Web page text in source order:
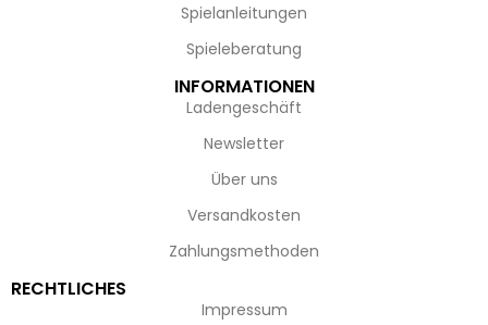
Spielanleitungen
Spieleberatung
INFORMATIONEN
Ladengeschäft
Newsletter
Über uns
Versandkosten
Zahlungsmethoden
RECHTLICHES
Impressum